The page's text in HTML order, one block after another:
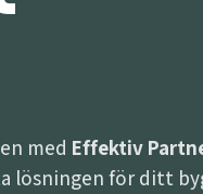
med Effektiv
lösningen för ditt